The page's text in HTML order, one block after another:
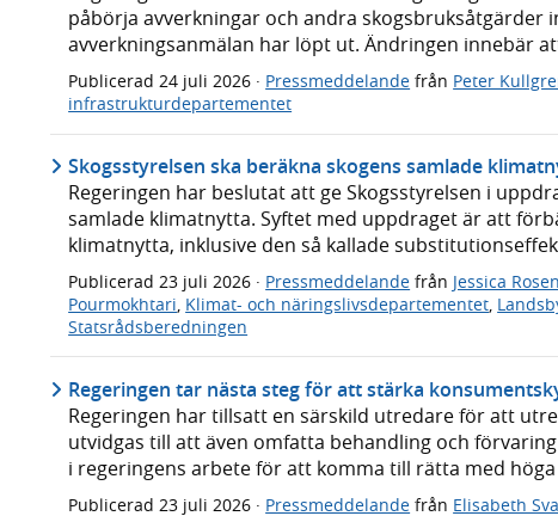
påbörja avverkningar och andra
avverkningsanmälan har löpt ut. Ändringen innebär
Publicerad24 juli 2026 · Pressmeddelande från Peter
infrastrukturdepartementet
Skogsstyrelsen ska beräkna skogens samlade
Regeringen har beslutat att ge Skogsstyrelsen i
samlade klimatnytta. Syftet med uppdraget är att
klimatnytta, inklusive den så kallade
Publicerad23 juli 2026 · Pressmeddelande från Jessica
Pourmokhtari, Klimat- och näringslivsdepartementet,
Statsrådsberedningen
Regeringen tar nästa steg för att stärka
Regeringen har tillsatt en särskild utredare för att
utvidgas till att även omfatta behandling och
i regeringens arbete för att komma till rätta med
Publicerad 23 juli 2026 · Pressmeddelande från Elisabeth